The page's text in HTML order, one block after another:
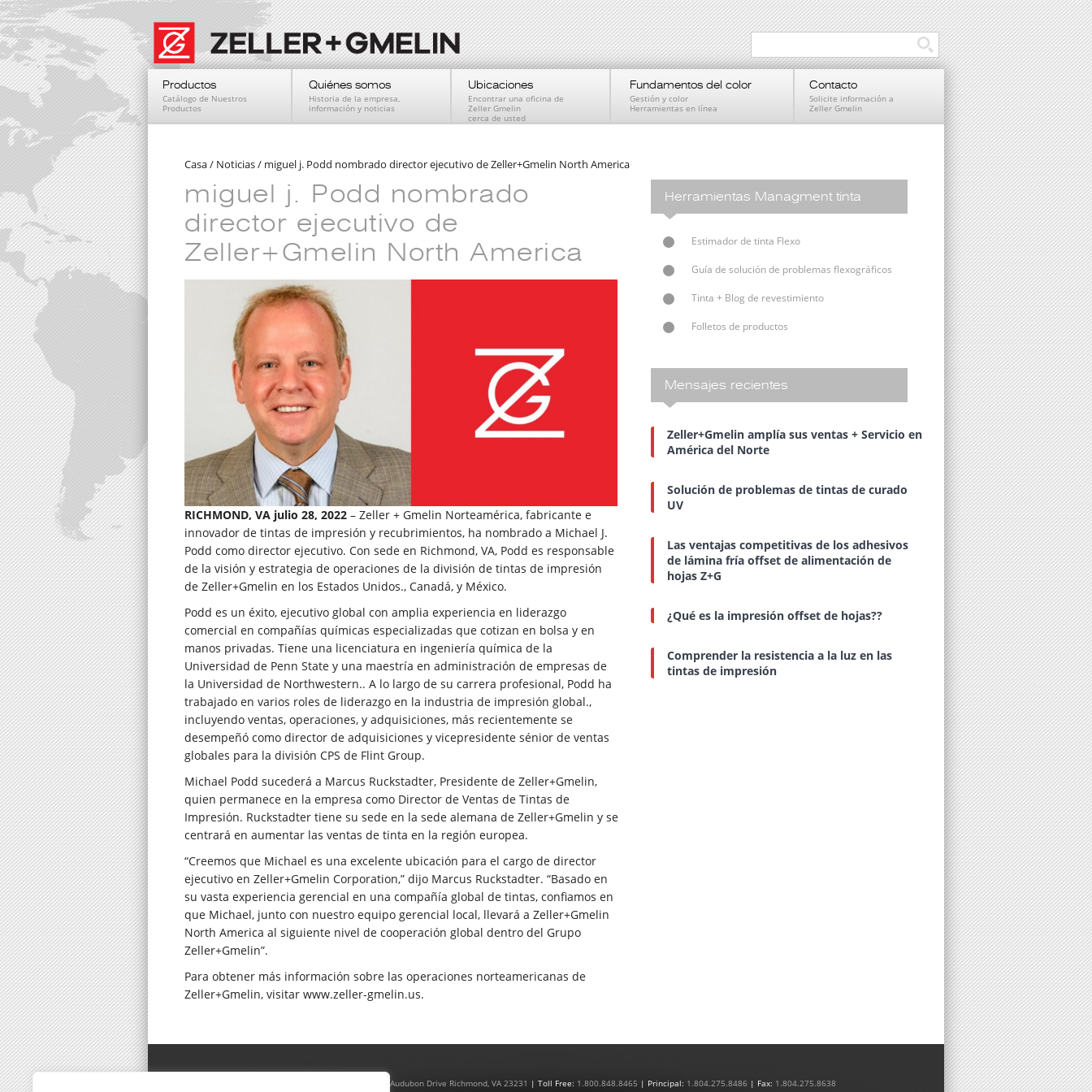
Productos
Catálogo de Nuestros
Productos
Quiénes somos
Historia de la empresa,
información y noticias
Ubicaciones
Encontrar una oficina de
Zeller Gmelin
cerca de usted
Fundamentos del color
Gestión y color
Herramientas en línea
Contacto
Solicite información a
Zeller Gmelin
Casa/ Noticias/ miguel j. Podd nombrado director ejecutivo de Zeller+Gmelin North America
miguel j. Podd nombrado
director ejecutivo de
Zeller+Gmelin North America
RICHMOND, VA julio 28, 2022 – Zeller + Gmelin Norteamérica, fabricante e
innovador de tintas de impresión y recubrimientos, ha nombrado a Michael J.
Podd como director ejecutivo. Con sede en Richmond, VA, Podd es responsable
de la visión y estrategia de operaciones de la división de tintas de impresión
de Zeller+Gmelin en los Estados Unidos., Canadá, y México.
Podd es un éxito, ejecutivo global con amplia experiencia en liderazgo
comercial en compañías químicas especializadas que cotizan en bolsa y en
manos privadas. Tiene una licenciatura en ingeniería química de la
Universidad de Penn State y una maestría en administración de empresas de
la Universidad de Northwestern.. A lo largo de su carrera profesional, Podd ha
trabajado en varios roles de liderazgo en la industria de impresión global.,
incluyendo ventas, operaciones, y adquisiciones, más recientemente se
desempeñó como director de adquisiciones y vicepresidente sénior de ventas
globales para la división CPS de Flint Group.
Michael Podd sucederá a Marcus Ruckstadter, Presidente de Zeller+Gmelin,
quien permanece en la empresa como Director de Ventas de Tintas de
Impresión. Ruckstadter tiene su sede en la sede alemana de Zeller+Gmelin y se
centrará en aumentar las ventas de tinta en la región europea.
“Creemos que Michael es una excelente ubicación para el cargo de director
ejecutivo en Zeller+Gmelin Corporation,” dijo Marcus Ruckstadter. “Basado en
su vasta experiencia gerencial en una compañía global de tintas, confiamos en
que Michael, junto con nuestro equipo gerencial local, llevará a Zeller+Gmelin
North America al siguiente nivel de cooperación global dentro del Grupo
Zeller+Gmelin”.
Para obtener más información sobre las operaciones norteamericanas de
Zeller+Gmelin, visitar www.zeller-gmelin.us.
Herramientas Managment tinta
Estimador de tinta Flexo
Guía de solución de problemas flexográficos
Tinta + Blog de revestimiento
Folletos de productos
Mensajes recientes
Zeller+Gmelin amplía sus ventas + Servicio en
América del Norte
Solución de problemas de tintas de curado
UV
Las ventajas competitivas de los adhesivos
de lámina fría offset de alimentación de
hojas Z+G
¿Qué es la impresión offset de hojas??
Comprender la resistencia a la luz en las
tintas de impresión
4801 Audubon Drive Richmond, VA 23231 | Toll Free: 1.800.848.8465 | Principal: 1.804.275.8486 | Fax: 1.804.275.8638